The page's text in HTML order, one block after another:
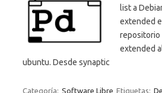
list a
extended
repositorio
extended
ubuntu. Desde synaptic
Categoría: Software Libre Etiquetas: